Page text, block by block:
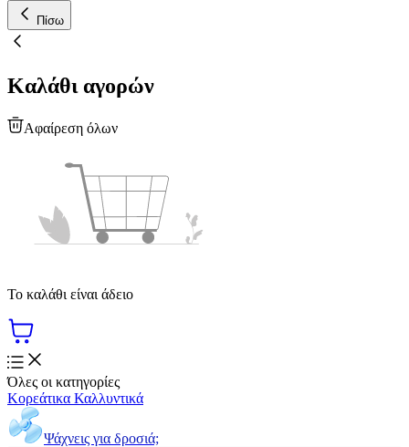
Πίσω
Καλάθι αγορών
Αφαίρεση όλων
Το καλάθι είναι άδειο
Όλες οι κατηγορίες
Κορεάτικα Καλλυντικά
Ψάχνεις για δροσιά;